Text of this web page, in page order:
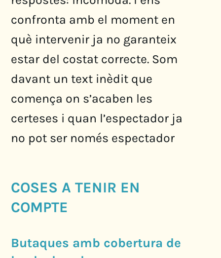
confronta amb el moment en
què intervenir ja no garanteix
estar del costat correcte. Som
davant un text inèdit que
comença on s’acaben les
certeses i quan l’espectador ja
no pot ser només espectador
COSES A TENIR EN
COMPTE
Butaques amb cobertura de